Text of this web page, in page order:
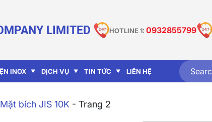
LIMITED HOTLINE 1: 0932855799
INOX DỊCH VỤ TIN TỨC LIÊN HỆ
Mặt bích JIS 10K -Trang 2